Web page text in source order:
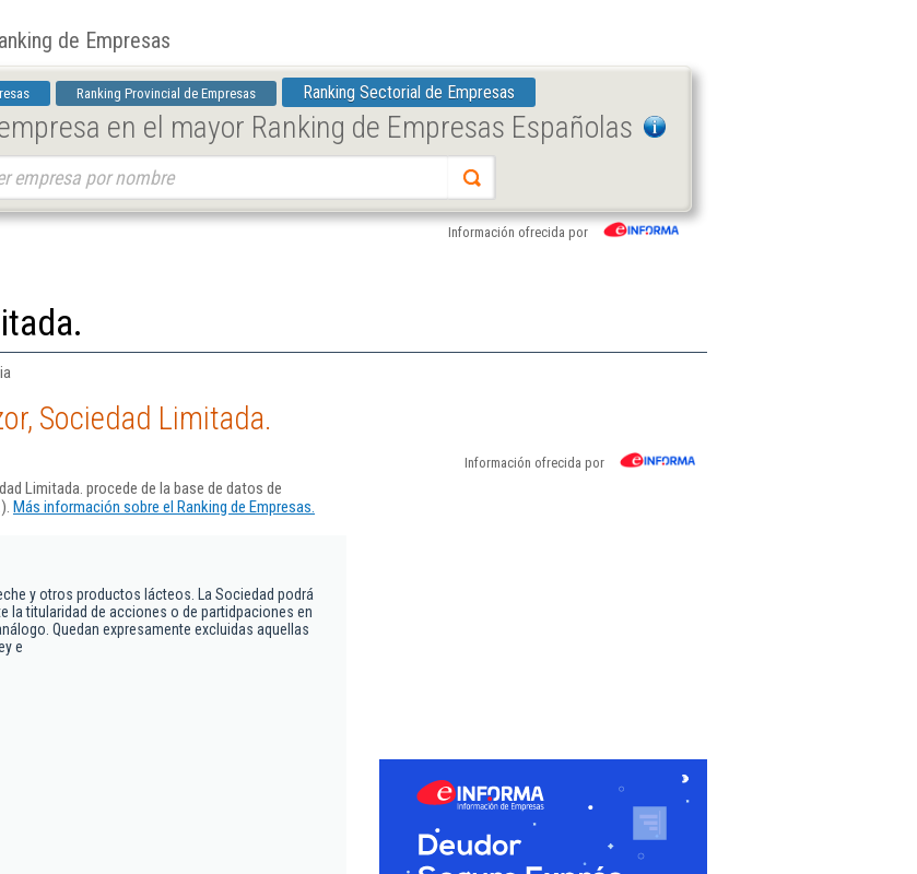
de Empresas
Ranking Provincial de Empresas Ranking Sectorial de Empresas
en el mayor Ranking de Empresas Españolas
Información ofrecida por
Sociedad Limitada.
Información ofrecida por
Limitada. procede de la base de datos de
Más información sobre el Ranking de Empresas.
y otros productos lácteos. La Sociedad podrá
la titularidad de acciones o de partidpaciones en
Quedan expresamente excluidas aquellas
e